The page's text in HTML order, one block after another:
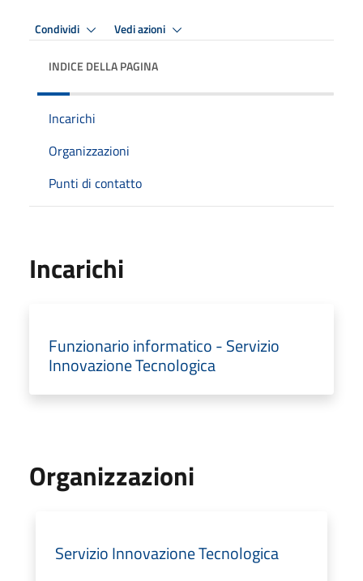
Condividi Vedi azioni
INDICE DELLA PAGINA
Incarichi
Organizzazioni
Punti di contatto
Incarichi
Funzionario informatico - Servizio
Innovazione Tecnologica
Organizzazioni
Servizio Innovazione Tecnologica